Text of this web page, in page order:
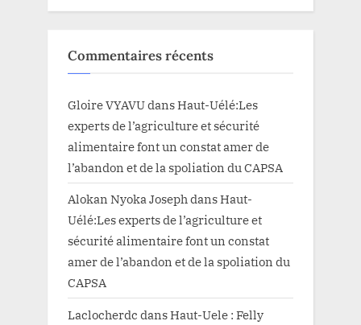
Commentaires récents
Gloire VYAVUdansHaut-Uélé:Les
experts de l’agriculture et sécurité
alimentaire font un constat amer de
l’abandon et de la spoliation du CAPSA
Alokan Nyoka JosephdansHaut-
Uélé:Les experts de l’agriculture et
sécurité alimentaire font un constat
amer de l’abandon et de la spoliation du
CAPSA
Laclocherdc dansHaut-Uele : Felly